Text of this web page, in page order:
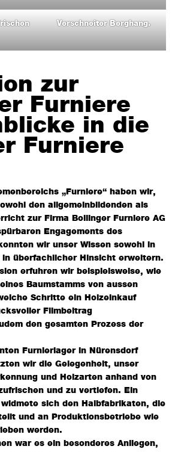
Verschneiter Berghang.
zur
Furniere
in die
Furniere
„Furniere“ haben wir,
den allgemeinbildenden als
zur Firma Bollinger Furniere AG
Engagements des
wir unser Wissen sowohl in
überfachlicher Hinsicht erweitern.
erfuhren wir beispielsweise, wie
Baumstamms von aussen
Schritte ein Holzeinkauf
Filmbeitrag
den gesamten Prozess der
Furnierlager in Nürensdorf
wir die Gelegenheit, unser
und Holzarten anhand von
und zu vertiefen. Ein
sich den Halbfabrikaten, die
und an Produktionsbetriebe wie
werden.
war es ein besonderes Anliegen,